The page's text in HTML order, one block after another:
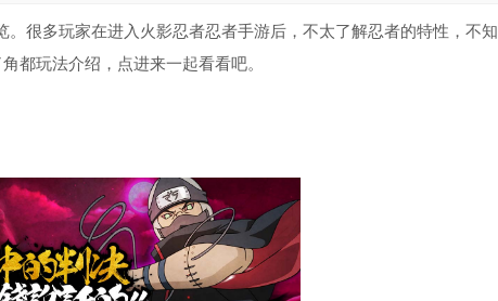
路等你加入！
很多玩家在进入火影忍者忍者手游后，不太了解忍者的特性，不知
都玩法介绍，点进来一起看看吧。